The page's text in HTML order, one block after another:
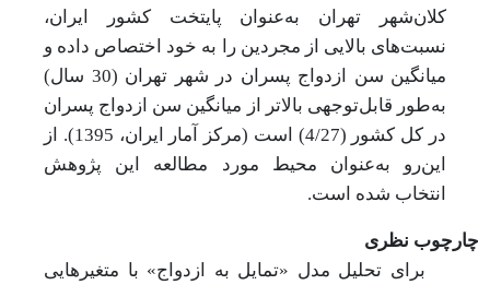
کلان‌شهر تهران به‌عنوان پایتخت کشور ایران،
نسبت‌های بالایی از مجردین را به خود اختصاص داده و
میانگین سن ازدواج پسران در شهر تهران (30 سال)
به‌طور قابل‌توجهی بالاتر از میانگین سن ازدواج پسران
در کل کشور (4/27) است (مرکز آمار ایران، 1395). از
این‌رو به‌عنوان محیط مورد مطالعه این پژوهش
انتخاب شده است.
چارچوب نظری
برای تحلیل مدل «تمایل به ازدواج» با متغیرهایی